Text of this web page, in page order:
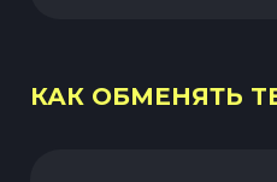
КАК ОБМЕНЯТЬ